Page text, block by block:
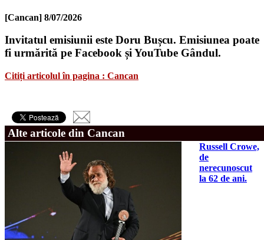
[Cancan] 8/07/2026
Invitatul emisiunii este Doru Bușcu. Emisiunea poate
fi urmărită pe Facebook și YouTube Gândul.
Citiți articolul în pagina : Cancan
Alte articole din Cancan
Russell Crowe,
de
nerecunoscut
la 62 de ani.